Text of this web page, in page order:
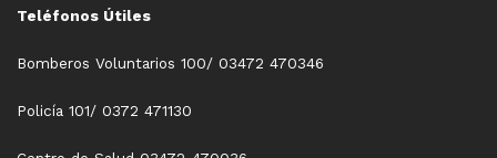
Teléfonos Útiles
Bomberos Voluntarios 100/ 03472 470346
Policía 101/ 0372 471130